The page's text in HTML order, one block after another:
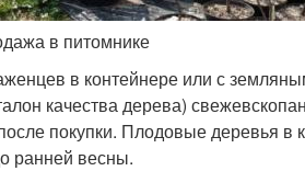
в питомнике
в контейнере или с
качества дерева)
покупки. Плодовые деревья в
ранней весны.